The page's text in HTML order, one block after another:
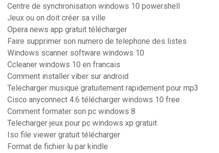
Centre de synchronisation windows 10 powershell
Jeux ou on doit créer sa ville
Opera news app gratuit télécharger
Faire supprimer son numero de telephone des listes
Windows scanner software windows 10
Ccleaner windows 10 en francais
Comment installer viber sur android
Telecharger musique gratuitement rapidement pour mp3
Cisco anyconnect 4.6 télécharger windows 10 free
Comment formater son pc windows 8
Telecharger jeux pour pc windows xp gratuit
Iso file viewer gratuit télécharger
Format de fichier lu par kindle